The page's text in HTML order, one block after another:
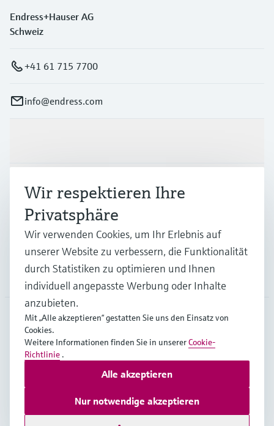
Endress+Hauser AG
Schweiz
+41 61 715 7700
info@endress.com
Branchen
Support
Unternehmen
GLB
Copyright © Endress+Hauser Group Services AG
Nutzungsbedingungen
Datenschutz
Wir respektieren Ihre
Privatsphäre
Wir verwenden Cookies, um Ihr Erlebnis auf
unserer Website zu verbessern, die Funktionalität
durch Statistiken zu optimieren und Ihnen
individuell angepasste Werbung oder Inhalte
anzubieten.
Mit „Alle akzeptieren“ gestatten Sie uns den Einsatz von
Cookies.
Weitere Informationen finden Sie in unsererCookie-
Richtlinie .
Nur notwendige akzeptieren
Alle akzeptieren